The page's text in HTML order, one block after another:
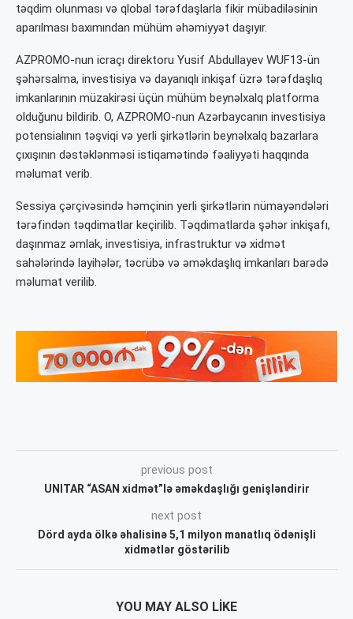
təqdim olunması və qlobal tərəfdaşlarla fikir mübadiləsinin
aparılması baxımından mühüm əhəmiyyət daşıyır.
AZPROMO-nun icraçı direktoru Yusif Abdullayev WUF13-ün
şəhərsalma, investisiya və dayanıqlı inkişaf üzrə tərəfdaşlıq
imkanlarının müzakirəsi üçün mühüm beynəlxalq platforma
olduğunu bildirib. O, AZPROMO-nun Azərbaycanın investisiya
potensialının təşviqi və yerli şirkətlərin beynəlxalq bazarlara
çıxışının dəstəklənməsi istiqamətində fəaliyyəti haqqında
məlumat verib.
Sessiya çərçivəsində həmçinin yerli şirkətlərin nümayəndələri
tərəfindən təqdimatlar keçirilib. Təqdimatlarda şəhər inkişafı,
daşınmaz əmlak, investisiya, infrastruktur və xidmət
sahələrində layihələr, təcrübə və əməkdaşlıq imkanları barədə
məlumat verilib.
previous post
UNITAR “ASAN xidmət”lə əməkdaşlığı genişləndirir
next post
Dörd ayda ölkə əhalisinə 5,1 milyon manatlıq ödənişli
xidmətlər göstərilib
YOU MAY ALSO LIKE